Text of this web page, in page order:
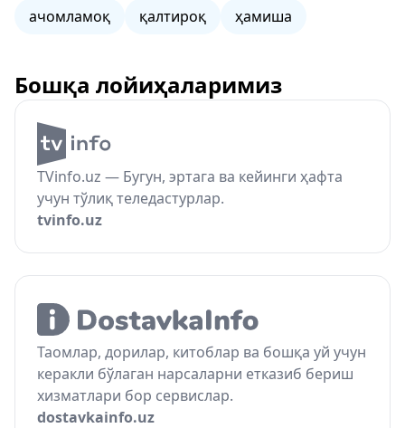
ачомламоқ
қалтироқ ҳамиша
Бошқа лойиҳаларимиз
TVinfo.uz — Бугун, эртага ва кейинги ҳафта
учун тўлиқ теледастурлар.
tvinfo.uz
Таомлар, дорилар, китоблар ва бошқа уй учун
керакли бўлаган нарсаларни етказиб бериш
хизматлари бор сервислар.
dostavkainfo.uz